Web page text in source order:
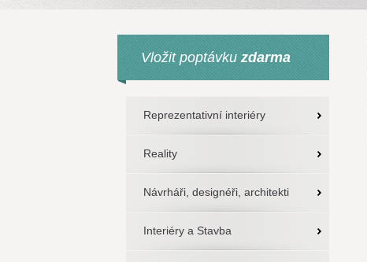
Vložit poptávku zdarma
Reprezentativní interiéry
Reality
Návrháři, designéři, architekti
Interiéry a Stavba